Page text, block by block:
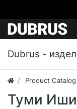
Dubrus -
Product Catalog
Туми